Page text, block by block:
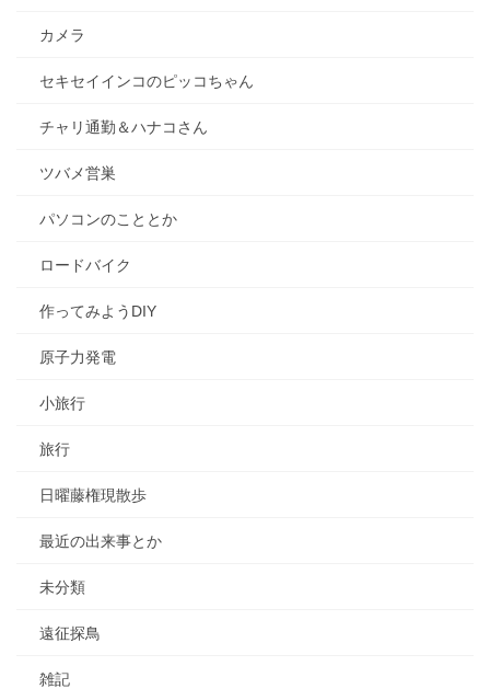
カメラ
セキセイインコのピッコちゃん
チャリ通勤＆ハナコさん
ツバメ営巣
パソコンのこととか
ロードバイク
作ってみようDIY
原子力発電
小旅行
旅行
日曜藤権現散歩
最近の出来事とか
未分類
遠征探鳥
雑記